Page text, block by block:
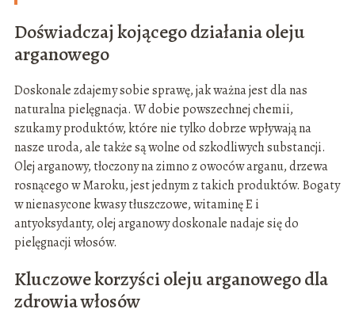
Doświadczaj kojącego działania oleju
arganowego
Doskonale zdajemy sobie sprawę, jak ważna jest dla nas
naturalna pielęgnacja. W dobie powszechnej chemii,
szukamy produktów, które nie tylko dobrze wpływają na
nasze uroda, ale także są wolne od szkodliwych substancji.
Olej arganowy, tłoczony na zimno z owoców arganu, drzewa
rosnącego w Maroku, jest jednym z takich produktów. Bogaty
w nienasycone kwasy tłuszczowe, witaminę E i
antyoksydanty, olej arganowy doskonale nadaje się do
pielęgnacji włosów.
Kluczowe korzyści oleju arganowego dla
zdrowia włosów